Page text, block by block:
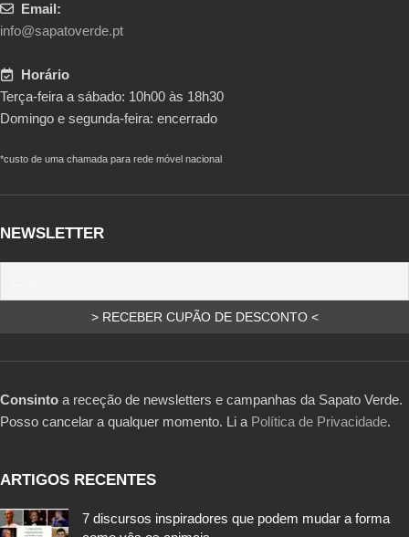
Email:
info@sapatoverde.pt
Horário
Terça-feira a sábado: 10h00 às 18h30
Domingo e segunda-feira: encerrado
*custo de uma chamada para rede móvel nacional
NEWSLETTER
Consinto a receção de newsletters e campanhas da Sapato Verde.
Posso cancelar a qualquer momento. Li a Política de Privacidade.
ARTIGOS RECENTES
7 discursos inspiradores que podem mudar a forma